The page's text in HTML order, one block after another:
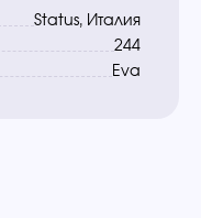
Status, Италия
244
Eva